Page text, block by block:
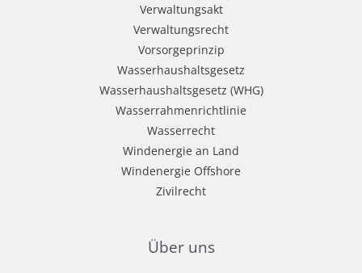
Verwaltungsakt
Verwaltungsrecht
Vorsorgeprinzip
Wasserhaushaltsgesetz
Wasserhaushaltsgesetz (WHG)
Wasserrahmenrichtlinie
Wasserrecht
Windenergie an Land
Windenergie Offshore
Zivilrecht
Über uns